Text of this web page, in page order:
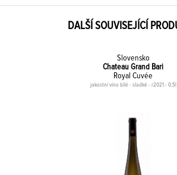
DALŠÍ SOUVISEJÍCÍ
Slovensko
Chateau Grand Bari
Royal Cuvée
jakostní víno bílé - sladké - r2021 - 0,5l